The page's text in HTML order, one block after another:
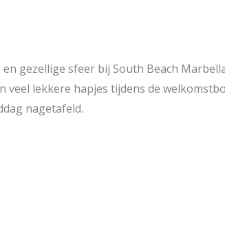
gezellige sfeer bij South Beach
veel lekkere hapjes tijdens de
nagetafeld.